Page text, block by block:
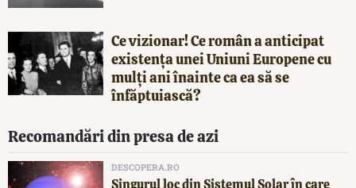
Ce vizionar! Ce român a anticipat
existența unei Uniuni Europene cu
mulți ani înainte ca ea să se
înfăptuiască?
Recomandări din presa de azi
DESCOPERA.RO
Singurul loc din Sistemul Solar în care